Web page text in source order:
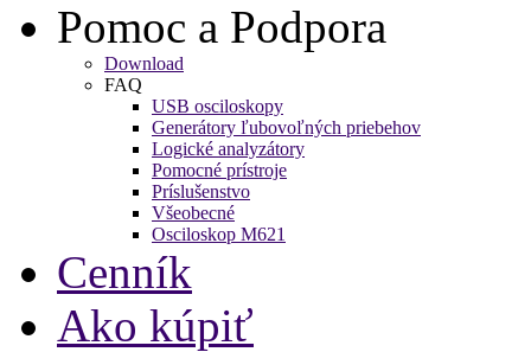
Pomoc a Podpora
Download
FAQ
USB osciloskopy
Generátory ľubovoľných priebehov
Logické analyzátory
Pomocné prístroje
Príslušenstvo
Všeobecné
Osciloskop M621
Cenník
Ako kúpiť